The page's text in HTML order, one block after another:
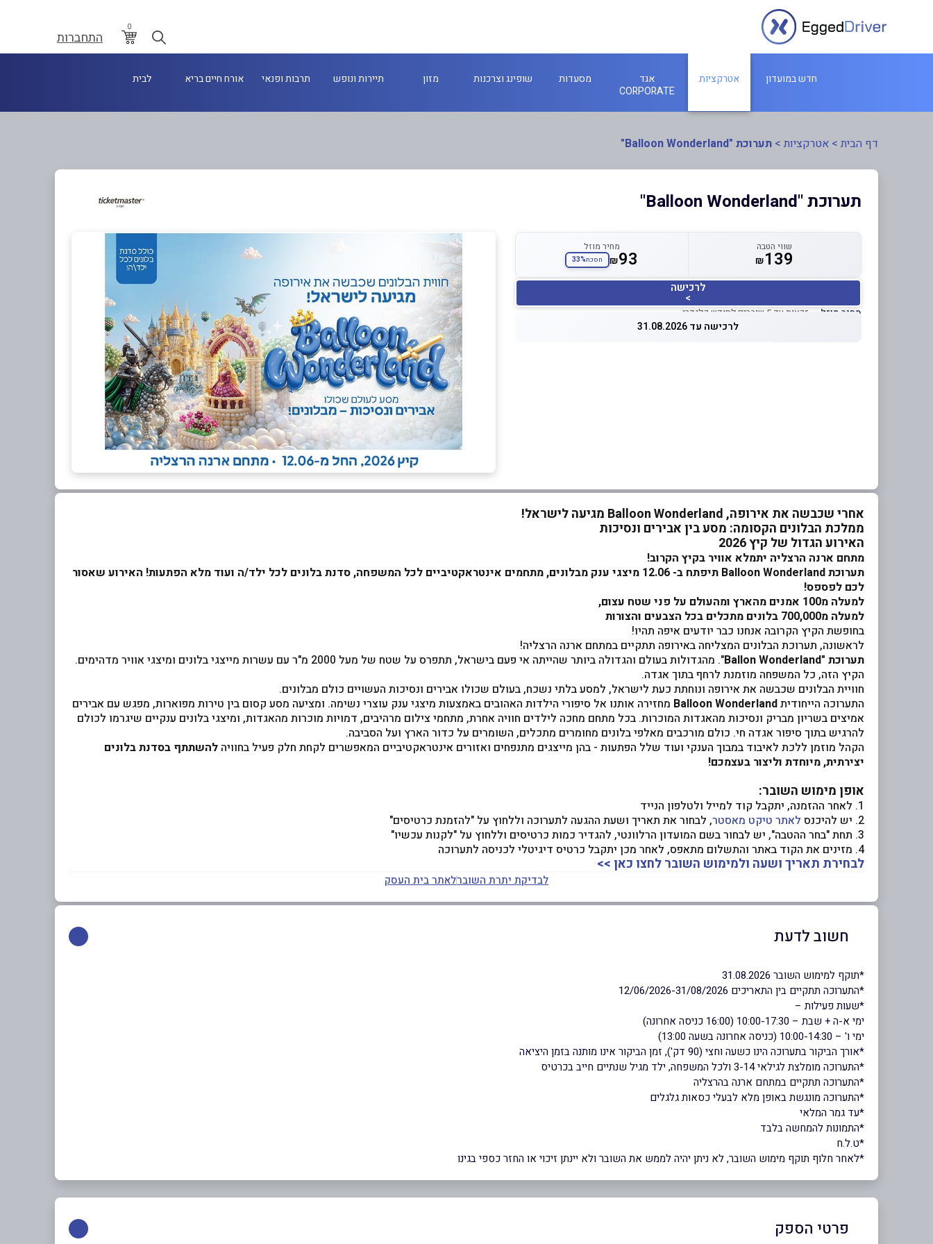
0
התחברות
חדש במועדון אטרקציות
אגד
CORPORATE
מסעדות שופינג וצרכנות מזון תיירות ונופש תרבות ופנאי אורח חיים בריא לבית
דף הבית > אטרקציות > תערוכת "Balloon Wonderland"
תערוכת "Balloon Wonderland"
שווי הטבה
₪139
מחיר מוזל
₪93 חסכת33%
לרכישה
>
מחיר מוזל — זכאות עד 5 שוברים לחודש קלנדרי
לרכישה עד 31.08.2026
אחרי שכבשה את אירופה, Balloon Wonderland מגיעה לישראל!
ממלכת הבלונים הקסומה: מסע בין אבירים ונסיכות
האירוע הגדול של קיץ 2026
מתחם ארנה הרצליה יתמלא אוויר בקיץ הקרוב!
תערוכתBalloon Wonderland
תיפתח ב- 12.06 מיצגי ענק מבלונים, מתחמים אינטראקטיביים לכל המשפחה, סדנת בלונים לכל ילד/ה ועוד מלא הפתעות! האירוע שאסור
לכם לפספס!
למעלה מ100 אמנים מהארץ ומהעולם על פני שטח עצום,
למעלה מ700,000 בלונים מתכלים בכל הצבעים והצורות
בחופשת הקיץ הקרובה אנחנו כבר יודעים איפה תהיו!
לראשונה, תערוכת הבלונים המצליחה באירופה תתקיים במתחם ארנה הרצליה!
תערוכת "Ballon Wonderland
". מהגדולות בעולם והגדולה ביותר שהייתה אי פעם בישראל, תתפרס על שטח של מעל 2000 מ"ר עם עשרות מייצגי בלונים ומיצגי אוויר מדהימים.
הקיץ הזה, כל המשפחה מוזמנת לרחף בתוך אגדה.
חוויית הבלונים שכבשה את אירופה ונוחתת כעת לישראל, למסע בלתי נשכח, בעולם שכולו אבירים ונסיכות העשויים כולם מבלונים.
התערוכה הייחודיתBalloon Wonderland מחזירה אותנו אל סיפורי הילדות האהובים באמצעות מיצגי ענק עוצרי נשימה. ומציעה מסע קסום בין טירות מפוארות, מפגש עם אבירים
אמיצים בשריון מבריק ונסיכות מהאגדות המוכרות. בכל מתחם מחכה לילדים חוויה אחרת, מתחמי צילום מרהיבים, דמויות מוכרות מהאגדות, ומיצגי בלונים ענקיים שיגרמו לכולם
להרגיש בתוך סיפור אגדה חי. כולם מורכבים מאלפי בלונים מחומרים מתכלים, השומרים על כדור הארץ ועל הסביבה.
הקהל מוזמן ללכת לאיבוד במבוך הענקי ועוד שלל הפתעות - בהן מייצגים מתנפחים ואזורים אינטראקטיביים המאפשרים לקחת חלק פעיל בחוויה להשתתף בסדנת בלונים
יצירתית, מיוחדת וליצור בעצמכם!
אופן מימוש השובר:
1. לאחר ההזמנה, יתקבל קוד למייל ולטלפון הנייד
2. יש להיכנס
לאתר טיקט מאסטר, לבחור את תאריך ושעת ההגעה לתערוכה וללחוץ על "להזמנת כרטיסים"
3. תחת "בחר ההטבה", יש לבחור בשם המועדון הרלוונטי, להגדיר כמות כרטיסים וללחוץ על "לקנות עכשיו"
4. מזינים את הקוד באתר והתשלום מתאפס, לאחר מכן יתקבל כרטיס דיגיטלי לכניסה לתערוכה
לבחירת תאריך ושעה ולמימוש השובר לחצו כאן >>
לבדיקת יתרת השוברלאתר בית העסק
חשוב לדעת
*תוקף למימוש השובר 31.08.2026
*התערוכה תתקיים בין התאריכים 12/06/2026-31/08/2026
*שעות פעילות –
ימי א-ה + שבת – 10:00-17:30 (16:00 כניסה אחרונה)
ימי ו' – 10:00-14:30 (כניסה אחרונה בשעה 13:00)
*אורך הביקור בתערוכה הינו כשעה וחצי (90 דק'), זמן הביקור אינו מותנה בזמן היציאה
*התערוכה מומלצת לגילאי 3-14 ולכל המשפחה, ילד מגיל שנתיים חייב בכרטיס
*התערוכה תתקיים במתחם ארנה בהרצליה
*התערוכה מונגשת באופן מלא לבעלי כסאות גלגלים
*עד גמר המלאי
*התמונות להמחשה בלבד
*ט.ל.ח
*לאחר חלוף תוקף מימוש השובר, לא ניתן יהיה לממש את השובר ולא יינתן זיכוי או החזר כספי בגינו
פרטי הספק